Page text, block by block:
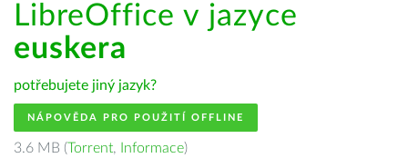
LibreOffice v jazyce
euskera
potřebujete jiný jazyk?
NÁPOVĚDA PRO POUŽITÍ OFFLINE
3.6 MB (Torrent, Informace)